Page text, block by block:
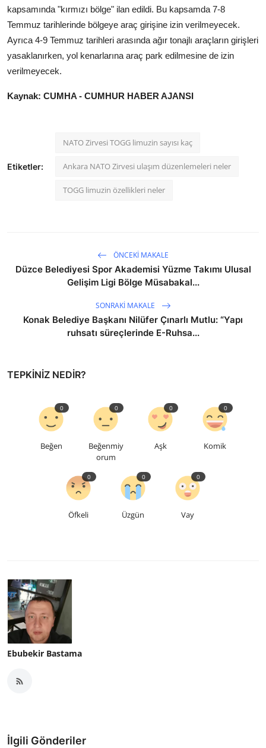
kapsamında "kırmızı bölge" ilan edildi. Bu kapsamda 7-8
Temmuz tarihlerinde bölgeye araç girişine izin verilmeyecek.
Ayrıca 4-9 Temmuz tarihleri arasında ağır tonajlı araçların girişleri
yasaklanırken, yol kenarlarına araç park edilmesine de izin
verilmeyecek.
Kaynak: CUMHA - CUMHUR HABER AJANSI
Etiketler:
NATO Zirvesi TOGG limuzin sayısı kaç
Ankara NATO Zirvesi ulaşım düzenlemeleri neler
TOGG limuzin özellikleri neler
ÖNCEKI MAKALE
Düzce Belediyesi Spor Akademisi Yüzme Takımı Ulusal
Gelişim Ligi Bölge Müsabakal...
SONRAKI MAKALE
Konak Belediye Başkanı Nilüfer Çınarlı Mutlu: “Yapı
ruhsatı süreçlerinde E-Ruhsa...
TEPKINIZ NEDIR?
Beğen
0
Beğenmiy
orum
0
Aşk
0
Komik
0
Öfkeli
0
Üzgün
0
Vay
0
Ebubekir Bastama
İlgili Gönderiler